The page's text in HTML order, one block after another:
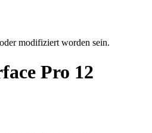
modifiziert worden sein.
Pro 12